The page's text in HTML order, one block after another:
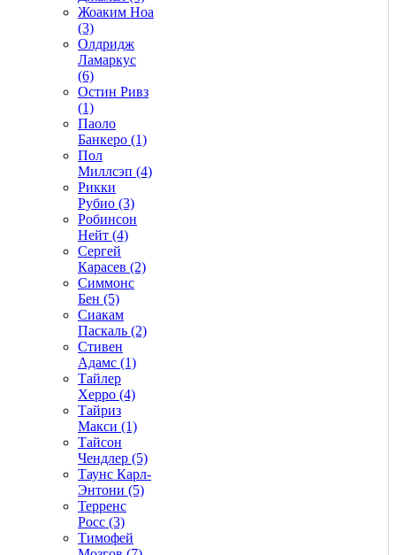
Жоаким Ноа
(3)
Олдридж
Ламаркус
(6)
Остин Ривз
(1)
Паоло
Банкеро (1)
Пол
Миллсэп (4)
Рикки
Рубио (3)
Робинсон
Нейт (4)
Сергей
Карасев (2)
Симмонс
Бен (5)
Сиакам
Паскаль (2)
Стивен
Адамс (1)
Тайлер
Херро (4)
Тайриз
Макси (1)
Тайсон
Чендлер (5)
Таунс Карл-
Энтони (5)
Терренс
Росс (3)
Тимофей